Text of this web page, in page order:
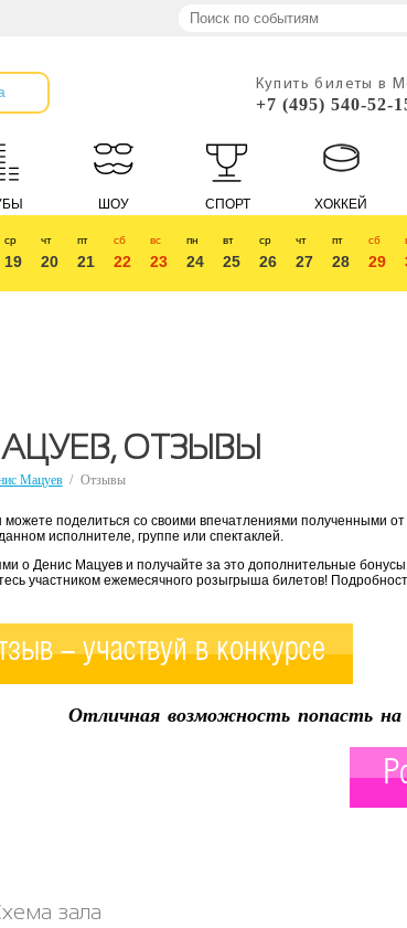
Купить билеты в
+7 (495) 540-52-
ШОУ СПОРТ ХОККЕЙ
ср
19
чт
20
пт
21
сб
22
вс
23
пн
24
вт
25
ср
26
чт
27
пт
28
сб
29
ОТЗЫВЫ
Мацуев / Отзывы
поделиться со своими впечатлениями полученными
исполнителе, группе или спектаклей.
о Денис Мацуев и получайте за это дополнительные
участником ежемесячного розыгрыша билетов!
- участвуй в конкурсе
Отличная возможность попасть на
зала